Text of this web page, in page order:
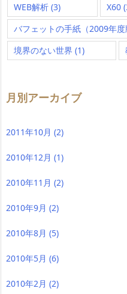
WEB解析 (3) X60
バフェットの手紙（2009年度
境界のない世界 (1)
月別アーカイブ
2011年10月 (2)
2010年12月 (1)
2010年11月 (2)
2010年9月 (2)
2010年8月 (5)
2010年5月 (6)
2010年2月 (2)